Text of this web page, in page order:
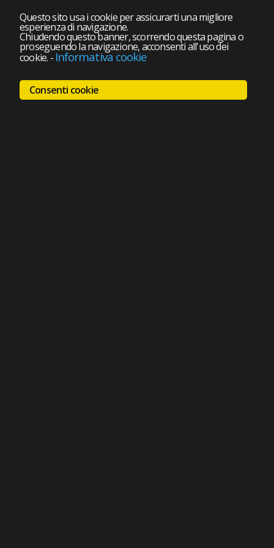
Questo sito usa i cookie per assicurarti una migliore
esperienza di navigazione.
Chiudendo questo banner, scorrendo questa pagina o
proseguendo la navigazione, acconsenti all'uso dei
cookie. - Informativa cookie
Consenti cookie